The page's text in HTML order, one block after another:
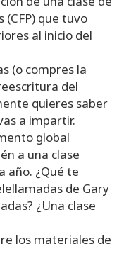
(CFP) que tuvo
al inicio del
(o compres la
del
quieres saber
a impartir.
global
a una clase
año. ¿Qué te
de Gary
¿Una clase
los materiales de